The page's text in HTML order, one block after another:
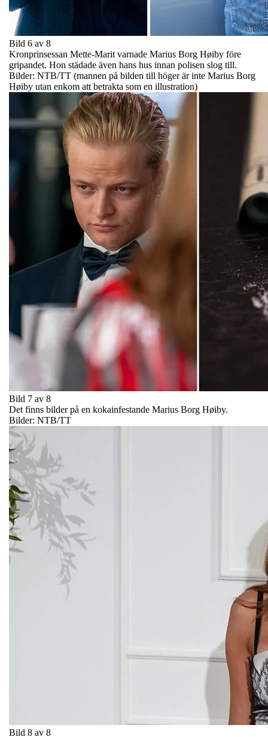
Bild 6 av 8
Kronprinsessan Mette-Marit varnade Marius Borg Høiby före
gripandet. Hon städade även hans hus innan polisen slog till.
Bilder: NTB/TT (mannen på bilden till höger är inte Marius Borg
Høiby utan enkom att betrakta som en illustration)
Bild 7 av 8
Det finns bilder på en kokainfestande Marius Borg Høiby.
Bilder: NTB/TT
Bild 8 av 8